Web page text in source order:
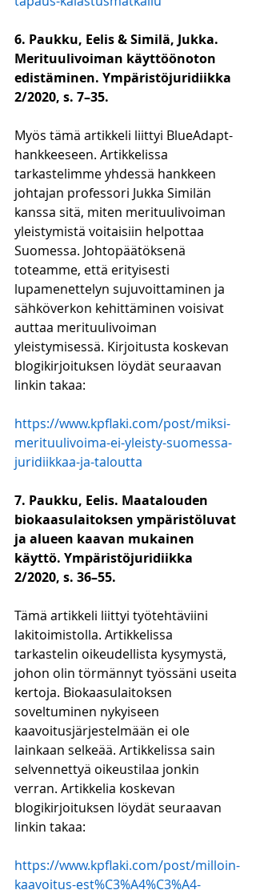
6. Paukku, Eelis & Similä, Jukka.
Merituulivoiman käyttöönoton
edistäminen. Ympäristöjuridiikka
2/2020, s. 7–35.
Myös tämä artikkeli liittyi BlueAdapt-
hankkeeseen. Artikkelissa
tarkastelimme yhdessä hankkeen
johtajan professori Jukka Similän
kanssa sitä, miten merituulivoiman
yleistymistä voitaisiin helpottaa
Suomessa. Johtopäätöksenä
toteamme, että erityisesti
lupamenettelyn sujuvoittaminen ja
sähköverkon kehittäminen voisivat
auttaa merituulivoiman
yleistymisessä. Kirjoitusta koskevan
blogikirjoituksen löydät seuraavan
linkin takaa:
https://www.kpflaki.com/post/miksi-
merituulivoima-ei-yleisty-suomessa-
juridiikkaa-ja-taloutta
7. Paukku, Eelis. Maatalouden
biokaasulaitoksen ympäristöluvat
ja alueen kaavan mukainen
käyttö. Ympäristöjuridiikka
2/2020, s. 36–55.
Tämä artikkeli liittyi työtehtäviini
lakitoimistolla. Artikkelissa
tarkastelin oikeudellista kysymystä,
johon olin törmännyt työssäni useita
kertoja. Biokaasulaitoksen
soveltuminen nykyiseen
kaavoitusjärjestelmään ei ole
lainkaan selkeää. Artikkelissa sain
selvennettyä oikeustilaa jonkin
verran. Artikkelia koskevan
blogikirjoituksen löydät seuraavan
linkin takaa:
https://www.kpflaki.com/post/milloin-
kaavoitus-est%C3%A4%C3%A4-